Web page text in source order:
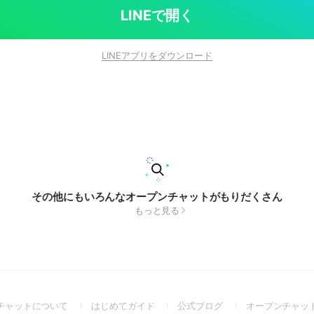
LINEで開く
LINEアプリをダウンロード
その他にもいろんなオープンチャットがもりだくさん
もっと見る
ャットについて
(Openはじめてガイド
(Open公式ブログ
(Openオープンチャッ